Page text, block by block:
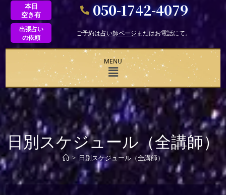
本日
空き有
050-1742-4079
出張占い
の依頼
ご予約は占い師ページまたはお電話にて。
MENU
日別スケジュール（全講師）
> 日別スケジュール（全講師）